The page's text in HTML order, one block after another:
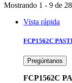
Mostrando 1 - 9 de
Vista rápida
FCP1562C
Pregúntanos
FCP1562C